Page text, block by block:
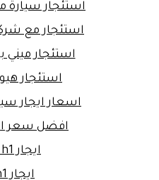
استئجار
استئجار مع
استئجار
استئجار
اسعار ايجار
افضل سعر
ايجار h1 القاهرة
ايجار h1 مصر